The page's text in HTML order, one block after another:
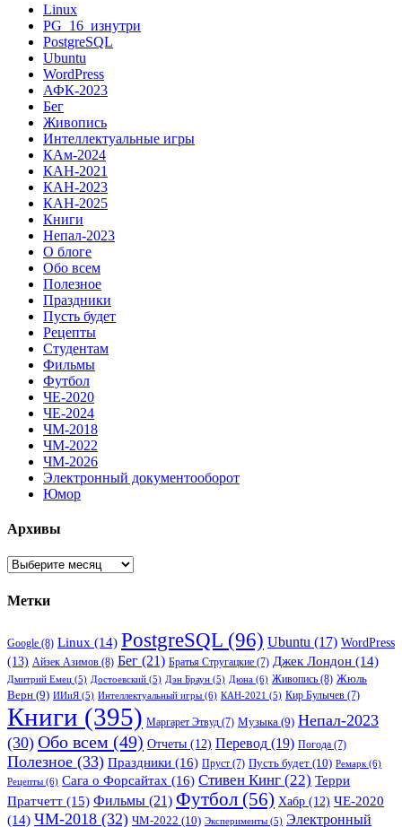
Linux
PG_16_изнутри
PostgreSQL
Ubuntu
WordPress
АФК-2023
Бег
Живопись
Интеллектуальные игры
КАм-2024
КАН-2021
КАН-2023
КАН-2025
Книги
Непал-2023
О блоге
Обо всем
Полезное
Праздники
Пусть будет
Рецепты
Студентам
Фильмы
Футбол
ЧЕ-2020
ЧЕ-2024
ЧМ-2018
ЧМ-2022
ЧМ-2026
Электронный документооборот
Юмор
Архивы
Архивы
Метки
Google (8) Linux (14) PostgreSQL (96) Ubuntu (17) WordPress
(13) Айзек Азимов (8) Бег (21) Братья Стругацкие (7) Джек Лондон (14)
Дмитрий Емец (5) Достоевский (5) Дэн Браун (5) Дюна (6) Живопись (8) Жюль
Верн (9) ИИиЯ (5) Интеллектуальный игры (6) КАН-2021 (5) Кир Булычев (7)
Книги (395) Маргарет Этвуд (7) Музыка (9) Непал-2023
(30) Обо всем (49) Отчеты (12) Перевод (19) Погода (7)
Полезное (33) Праздники (16) Пруст (7) Пусть будет (10) Ремарк (6)
Рецепты (6) Сага о Форсайтах (16) Стивен Кинг (22) Терри
Пратчетт (15) Фильмы (21) Футбол (56) Хабр (12) ЧЕ-2020
(14) ЧМ-2018 (32) ЧМ-2022 (10) Эксперименты (5) Электронный